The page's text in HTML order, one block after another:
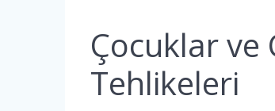
Çocuklar ve
Tehlikeleri